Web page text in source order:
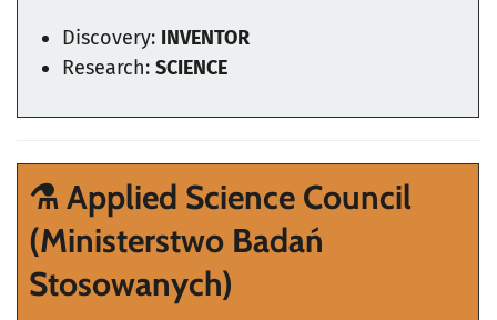
Discovery: INVENTOR
Research: SCIENCE
⚗️ Applied Science Council
(Ministerstwo Badań
Stosowanych)